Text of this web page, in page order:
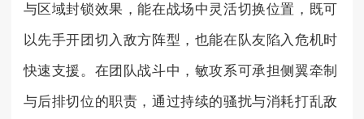
与区域封锁效果，能在战场中灵活切换位置，既可
以先手开团切入敌方阵型，也能在队友陷入危机时
快速支援。在团队战斗中，敏攻系可承担侧翼牵制
与后排切位的职责，通过持续的骚扰与消耗打乱敌